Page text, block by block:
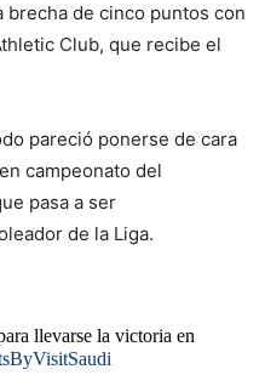
de cinco puntos con
Club, que recibe el
pareció ponerse de cara
campeonato del
pasa a ser
de la Liga.
llevarse la victoria en